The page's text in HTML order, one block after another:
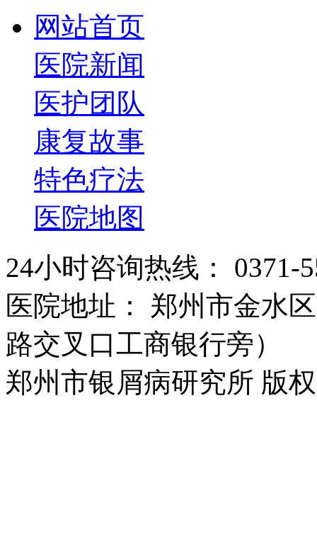
网站首页
医院新闻
医护团队
康复故事
特色疗法
医院地图
24小时咨询热线： 0371-
医院地址： 郑州市金水
路交叉口工商银行旁）
郑州市银屑病研究所 版